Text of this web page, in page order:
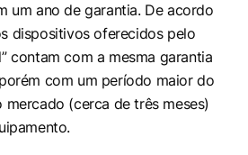
um ano de garantia. De acordo
dispositivos oferecidos pelo
contam com a mesma garantia
com um período maior do
(cerca de três meses)